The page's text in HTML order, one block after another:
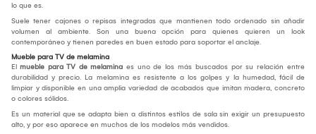
lo que es.
Suele tener cajones o repisas integradas que mantienen todo ordenado sin añadir
volumen al ambiente. Son una buena opción para quienes quieren un look
contemporáneo y tienen paredes en buen estado para soportar el anclaje.
Mueble para TV de melamina
El mueble para TV de melamina es uno de los más buscados por su relación entre
durabilidad y precio. La melamina es resistente a los golpes y la humedad, fácil de
limpiar y disponible en una amplia variedad de acabados que imitan madera, concreto
o colores sólidos.
Es un material que se adapta bien a distintos estilos de sala sin exigir un presupuesto
alto, y por eso aparece en muchos de los modelos más vendidos.